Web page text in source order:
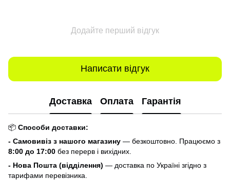
Додайте перший відгук
Написати відгук
Доставка Оплата Гарантія
📦 Способи доставки:
- Самовивіз з нашого магазину — безкоштовно. Працюємо з
8:00 до 17:00 без перерв і вихідних.
- Нова Пошта (відділення) — доставка по Україні згідно з
тарифами перевізника.